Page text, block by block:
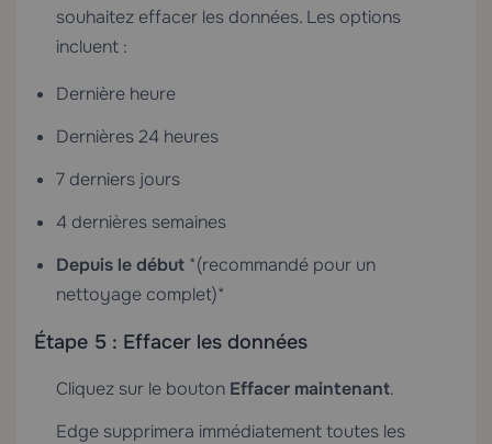
souhaitez effacer les données. Les options
incluent :
Dernière heure
Dernières 24 heures
7 derniers jours
4 dernières semaines
Depuis le début *(recommandé pour un
nettoyage complet)*
Étape 5 : Effacer les données
Cliquez sur le bouton Effacer maintenant.
Edge supprimera immédiatement toutes les